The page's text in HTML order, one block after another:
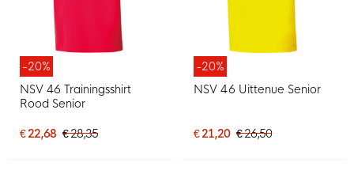
-20%
NSV 46 Trainingsshirt
Rood Senior
€ 22,68 € 28,35
-20%
NSV 46 Uittenue Senior
€ 21,20 € 26,50